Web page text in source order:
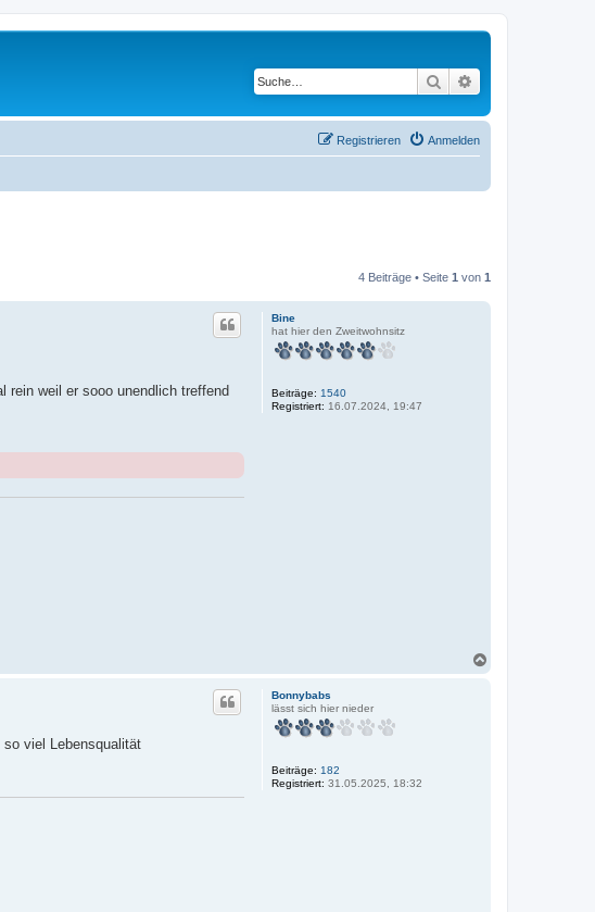
Suche
Anmelden
Registrieren
4 Beiträge • Seite 1 von 1
Bine
hat hier den Zweitwohnsitz
Beiträge: 1540
Registriert: 16.07.2024, 19:47
rein weil er sooo unendlich treffend
Bonnybabs
lässt sich hier nieder
Beiträge: 182
Registriert: 31.05.2025, 18:32
viel Lebensqualität